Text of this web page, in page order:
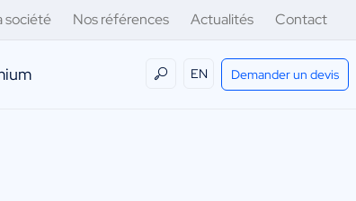
société Nos références Actualités Contact
EN Demander un devis